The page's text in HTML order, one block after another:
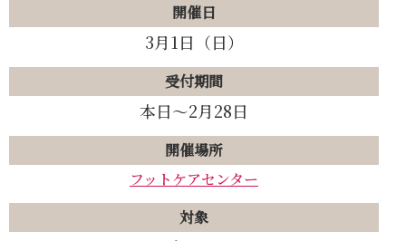
開催日
3月1日（日）
受付期間
本日〜2月28日
開催場所
フットケアセンター
対象